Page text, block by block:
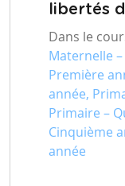
libertés
Dans le
Maternelle
Première
année,
Primaire –
Cinquième
année